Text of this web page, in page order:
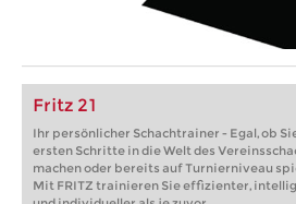
Fritz 21
Ihr persönlicher Schachtrainer - Egal, ob
ersten Schritte in die Welt des
machen oder bereits auf Turnierniveau
Mit FRITZ trainieren Sie effizienter,